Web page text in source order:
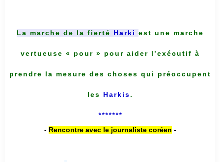
La marche de la fierté Harki est une marche
vertueuse « pour » pour aider l’exécutif à
prendre la mesure des choses qui préoccupent
les Harkis.
*******
- Rencontre avec le journaliste coréen -